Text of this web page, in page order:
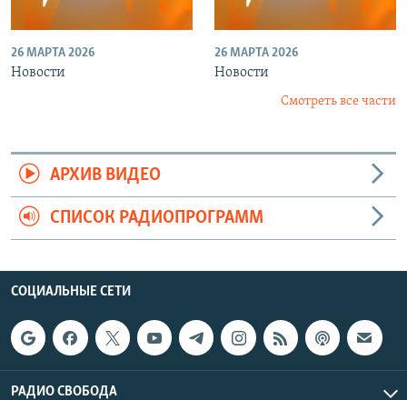
26 МАРТА 2026
Новости
26 МАРТА 2026
Новости
Смотреть все части
АРХИВ ВИДЕО
СПИСОК РАДИОПРОГРАММ
СОЦИАЛЬНЫЕ СЕТИ
РАДИО СВОБОДА